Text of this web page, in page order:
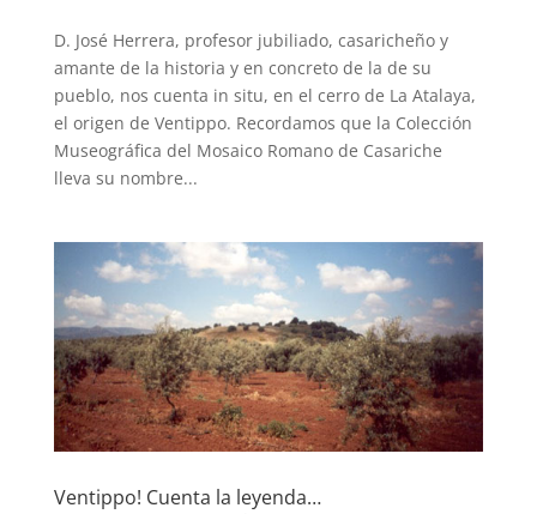
D. José Herrera, profesor jubiliado, casaricheño y
amante de la historia y en concreto de la de su
pueblo, nos cuenta in situ, en el cerro de La Atalaya,
el origen de Ventippo. Recordamos que la Colección
Museográfica del Mosaico Romano de Casariche
lleva su nombre...
Ventippo! Cuenta la leyenda…